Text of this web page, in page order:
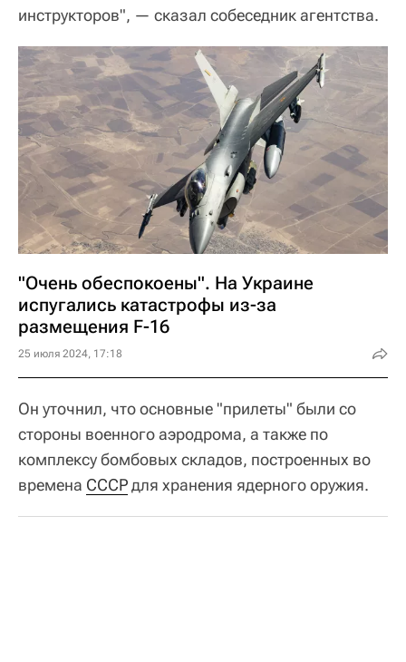
инструкторов", — сказал собеседник агентства.
"Очень обеспокоены". На Украине
испугались катастрофы из-за
размещения F-16
25 июля 2024, 17:18
Он уточнил, что основные "прилеты" были со
стороны военного аэродрома, а также по
комплексу бомбовых складов, построенных во
времена СССРдля хранения ядерного оружия.